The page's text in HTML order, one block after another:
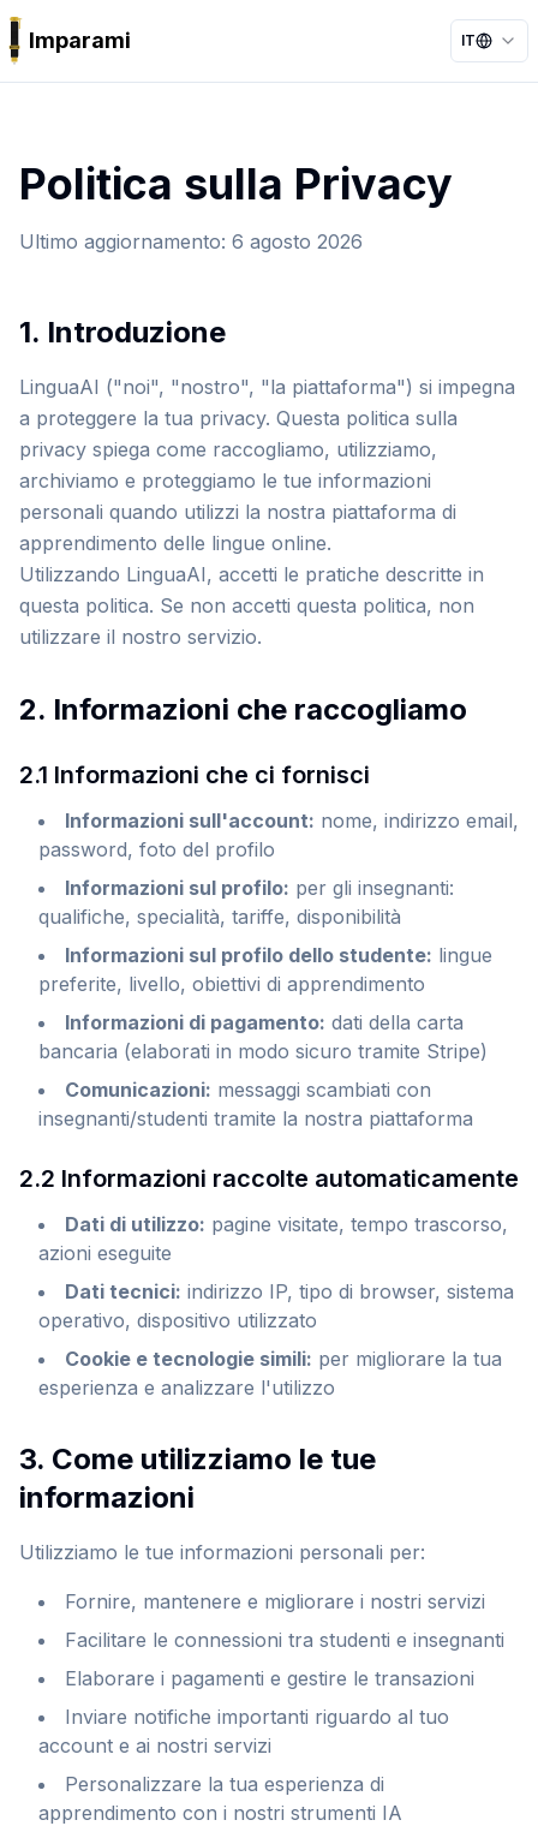
Imparami IT
Politica sulla Privacy
Ultimo aggiornamento: 6 agosto 2026
1. Introduzione
LinguaAI ("noi", "nostro", "la piattaforma") si impegna
a proteggere la tua privacy. Questa politica sulla
privacy spiega come raccogliamo, utilizziamo,
archiviamo e proteggiamo le tue informazioni
personali quando utilizzi la nostra piattaforma di
apprendimento delle lingue online.
Utilizzando LinguaAI, accetti le pratiche descritte in
questa politica. Se non accetti questa politica, non
utilizzare il nostro servizio.
2. Informazioni che raccogliamo
2.1 Informazioni che ci fornisci
Informazioni sull'account: nome, indirizzo email,
password, foto del profilo
Informazioni sul profilo: per gli insegnanti:
qualifiche, specialità, tariffe, disponibilità
Informazioni sul profilo dello studente: lingue
preferite, livello, obiettivi di apprendimento
Informazioni di pagamento: dati della carta
bancaria (elaborati in modo sicuro tramite Stripe)
Comunicazioni: messaggi scambiati con
insegnanti/studenti tramite la nostra piattaforma
2.2 Informazioni raccolte automaticamente
Dati di utilizzo: pagine visitate, tempo trascorso,
azioni eseguite
Dati tecnici: indirizzo IP, tipo di browser, sistema
operativo, dispositivo utilizzato
Cookie e tecnologie simili: per migliorare la tua
esperienza e analizzare l'utilizzo
3. Come utilizziamo le tue
informazioni
Utilizziamo le tue informazioni personali per:
Fornire, mantenere e migliorare i nostri servizi
Facilitare le connessioni tra studenti e insegnanti
Elaborare i pagamenti e gestire le transazioni
Inviare notifiche importanti riguardo al tuo
account e ai nostri servizi
Personalizzare la tua esperienza di
apprendimento con i nostri strumenti IA